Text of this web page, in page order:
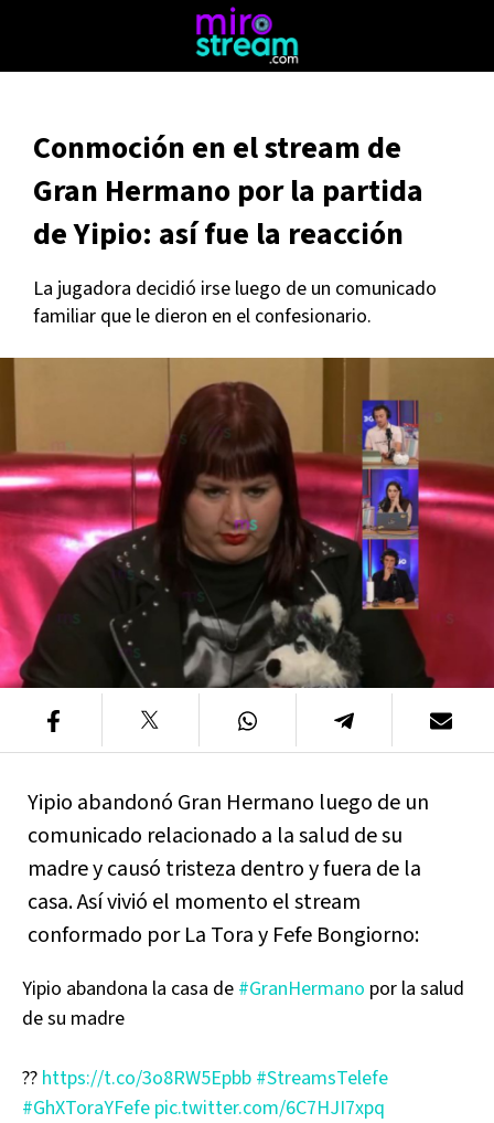
Conmoción en el stream de
Gran Hermano por la partida
de Yipio: así fue la reacción
La jugadora decidió irse luego de un comunicado
familiar que le dieron en el confesionario.
Yipio abandonó Gran Hermano luego de un
comunicado relacionado a la salud de su
madre y causó tristeza dentro y fuera de la
casa. Así vivió el momento el stream
conformado por La Tora y Fefe Bongiorno:
Yipio abandona la casa de #GranHermano por la salud
de su madre
?? https://t.co/3o8RW5Epbb #StreamsTelefe
#GhXToraYFefe pic.twitter.com/6C7HJI7xpq